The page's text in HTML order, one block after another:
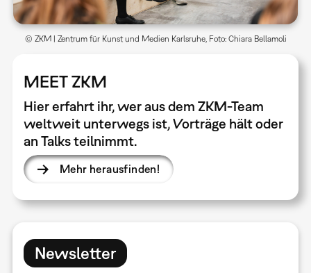
MEET ZKM
Hier erfahrt ihr, wer aus dem ZKM-Team
weltweit unterwegs ist, Vorträge hält oder
an Talks teilnimmt.
Mehr herausfinden!
© ZKM | Zentrum für Kunst und Medien Karlsruhe, Foto: Chiara Bellamoli
Newsletter